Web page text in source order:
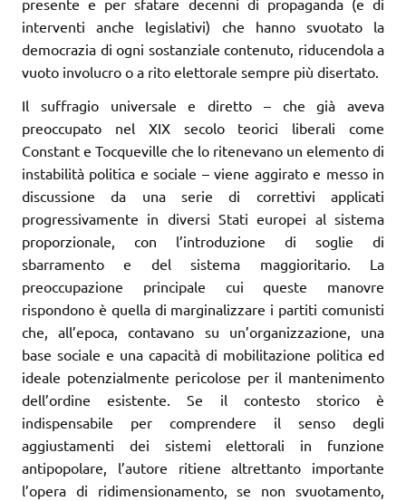
presente e per sfatare decenni di propaganda (e di
interventi anche legislativi) che hanno svuotato la
democrazia di ogni sostanziale contenuto, riducendola a
vuoto involucro o a rito elettorale sempre più disertato.
Il suffragio universale e diretto – che già aveva
preoccupato nel XIX secolo teorici liberali come
Constant e Tocqueville che lo ritenevano un elemento di
instabilità politica e sociale – viene aggirato e messo in
discussione da una serie di correttivi applicati
progressivamente in diversi Stati europei al sistema
proporzionale, con l’introduzione di soglie di
sbarramento e del sistema maggioritario. La
preoccupazione principale cui queste manovre
rispondono è quella di marginalizzare i partiti comunisti
che, all’epoca, contavano su un’organizzazione, una
base sociale e una capacità di mobilitazione politica ed
ideale potenzialmente pericolose per il mantenimento
dell’ordine esistente. Se il contesto storico è
indispensabile per comprendere il senso degli
aggiustamenti dei sistemi elettorali in funzione
antipopolare, l’autore ritiene altrettanto importante
l’opera di ridimensionamento, se non svuotamento,